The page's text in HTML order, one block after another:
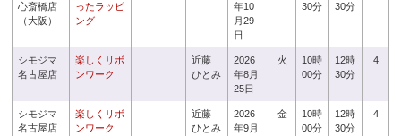
心斎橋店
（大阪）
ったラッピ
ング
年10
月29
日
30分
30分
シモジマ
名古屋店
楽しくリボ
ンワーク
近藤
ひとみ
2026
年8月
25日
火
10時
00分
12時
30分
4
シモジマ
名古屋店
楽しくリボ
ンワーク
近藤
ひとみ
2026
年9月
金
10時
00分
12時
30分
4